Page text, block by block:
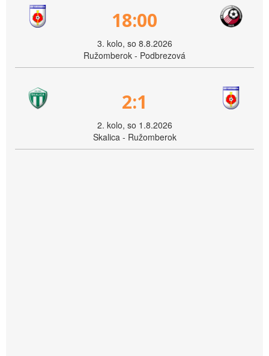
18:00
3. kolo, so 8.8.2026
Ružomberok - Podbrezová
2:1
2. kolo, so 1.8.2026
Skalica - Ružomberok